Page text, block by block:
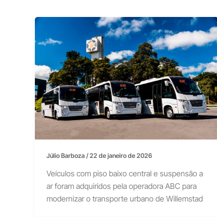
Júlio Barboza/22 de janeiro de 2026
Veículos com piso baixo central e suspensão a
ar foram adquiridos pela operadora ABC para
modernizar o transporte urbano de Willemstad